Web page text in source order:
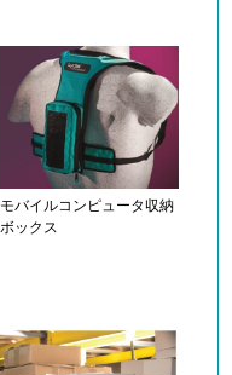
モバイルコンピュータ収納
ボックス